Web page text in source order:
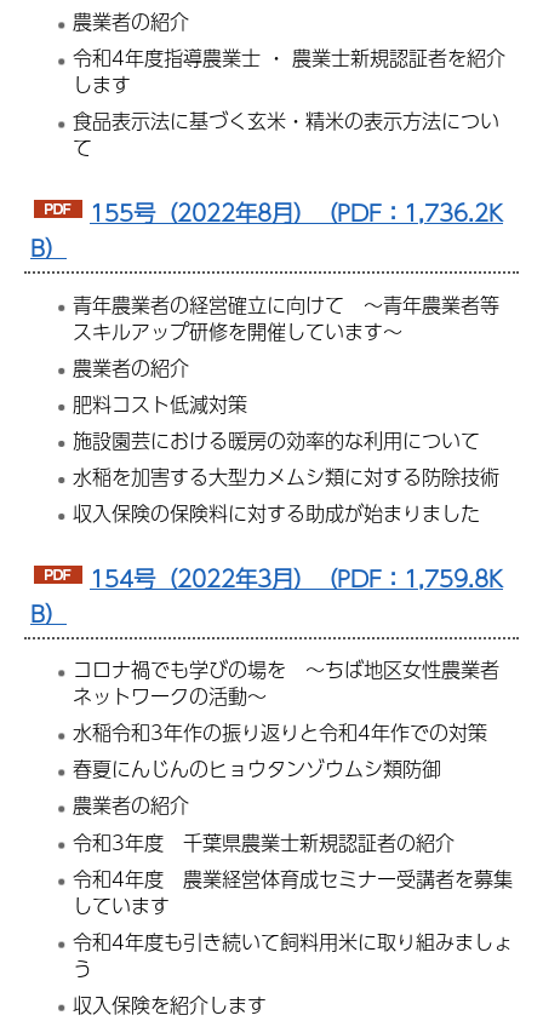
農業者の紹介
令和4年度指導農業士 ・ 農業士新規認証者を紹介
します
食品表示法に基づく玄米・精米の表示方法につい
て
155号（2022年8月）（PDF：1,736.2K
B）
青年農業者の経営確立に向けて ～青年農業者等
スキルアップ研修を開催しています～
農業者の紹介
肥料コスト低減対策
施設園芸における暖房の効率的な利用について
水稲を加害する大型カメムシ類に対する防除技術
収入保険の保険料に対する助成が始まりました
154号（2022年3月）（PDF：1,759.8K
B）
コロナ禍でも学びの場を ～ちば地区女性農業者
ネットワークの活動～
水稲令和3年作の振り返りと令和4年作での対策
春夏にんじんのヒョウタンゾウムシ類防御
農業者の紹介
令和3年度 千葉県農業士新規認証者の紹介
令和4年度 農業経営体育成セミナー受講者を募集
しています
令和4年度も引き続いて飼料用米に取り組みましょ
う
収入保険を紹介します